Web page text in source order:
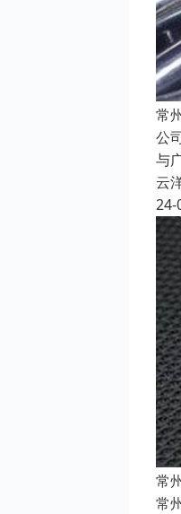
常
公
与
云
24-
常
常